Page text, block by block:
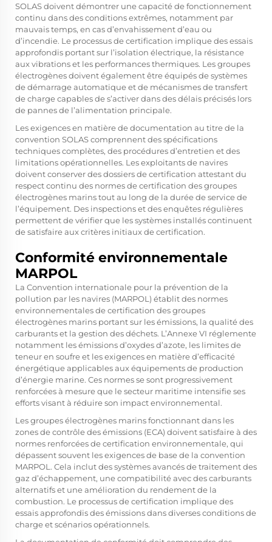
SOLAS doivent démontrer une capacité de fonctionnement
continu dans des conditions extrêmes, notamment par
mauvais temps, en cas d’envahissement d’eau ou
d’incendie. Le processus de certification implique des essais
approfondis portant sur l’isolation électrique, la résistance
aux vibrations et les performances thermiques. Les groupes
électrogènes doivent également être équipés de systèmes
de démarrage automatique et de mécanismes de transfert
de charge capables de s’activer dans des délais précisés lors
de pannes de l’alimentation principale.
Les exigences en matière de documentation au titre de la
convention SOLAS comprennent des spécifications
techniques complètes, des procédures d’entretien et des
limitations opérationnelles. Les exploitants de navires
doivent conserver des dossiers de certification attestant du
respect continu des normes de certification des groupes
électrogènes marinstout au long de la durée de service de
l’équipement. Des inspections et des enquêtes régulières
permettent de vérifier que les systèmes installés continuent
de satisfaire aux critères initiaux de certification.
Conformité environnementale
MARPOL
La Convention internationale pour la prévention de la
pollution par les navires (MARPOL) établit des normes
environnementales de certification des groupes
électrogènes marins portant sur les émissions, la qualité des
carburants et la gestion des déchets. L’Annexe VI réglemente
notamment les émissions d’oxydes d’azote, les limites de
teneur en soufre et les exigences en matière d’efficacité
énergétique applicables aux équipements de production
d’énergie marine. Ces normes se sont progressivement
renforcées à mesure que le secteur maritime intensifie ses
efforts visant à réduire son impact environnemental.
Les groupes électrogènes marins fonctionnant dans les
zones de contrôle des émissions (ECA) doivent satisfaire à des
normes renforcées de certification environnementale, qui
dépassent souvent les exigences de base de la convention
MARPOL. Cela inclut des systèmes avancés de traitement des
gaz d’échappement, une compatibilité avec des carburants
alternatifs et une amélioration du rendement de la
combustion. Le processus de certification implique des
essais approfondis des émissions dans diverses conditions de
charge et scénarios opérationnels.